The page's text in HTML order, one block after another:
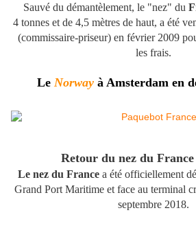
Sauvé du démantèlement, le "nez" du
4 tonnes et de 4,5 mètres de haut, a été
(commissaire-priseur) en février 2009
les frais.
Le Norway à Amsterdam en
Retour du nez du
Le nez du France a été officiellement
Grand Port Maritime et face au terminal
septembre 2018.